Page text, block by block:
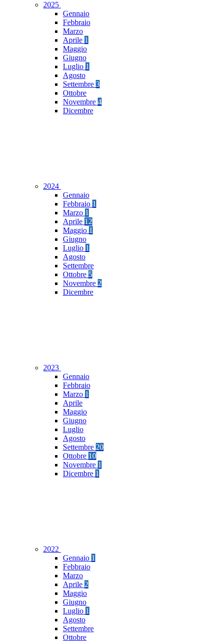
2025
Gennaio
Febbraio
Marzo
Aprile 1
Maggio
Giugno
Luglio 1
Agosto
Settembre 3
Ottobre
Novembre 4
Dicembre
2024
Gennaio
Febbraio 1
Marzo 1
Aprile 12
Maggio 1
Giugno
Luglio 1
Agosto
Settembre
Ottobre 5
Novembre 2
Dicembre
2023
Gennaio
Febbraio
Marzo 1
Aprile
Maggio
Giugno
Luglio
Agosto
Settembre 20
Ottobre 10
Novembre 1
Dicembre 1
2022
Gennaio 1
Febbraio
Marzo
Aprile 2
Maggio
Giugno
Luglio 1
Agosto
Settembre
Ottobre